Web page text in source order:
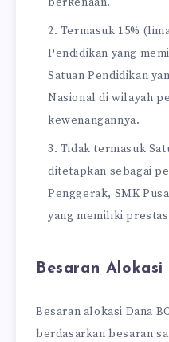
Termasuk 15%
Pendidikan yang
Satuan Pendidikan
Nasional di wilayah
kewenangannya.
Tidak termasuk
ditetapkan sebagai
Penggerak, SMK
yang memiliki
Besaran Alokasi
Besaran alokasi Dana
berdasarkan besaran